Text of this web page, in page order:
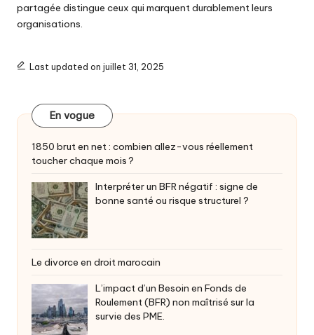
partagée distingue ceux qui marquent durablement leurs
organisations.
Last updated on juillet 31, 2025
En vogue
1850 brut en net : combien allez-vous réellement
toucher chaque mois ?
Interpréter un BFR négatif : signe de
bonne santé ou risque structurel ?
Le divorce en droit marocain
L’impact d’un Besoin en Fonds de
Roulement (BFR) non maîtrisé sur la
survie des PME.